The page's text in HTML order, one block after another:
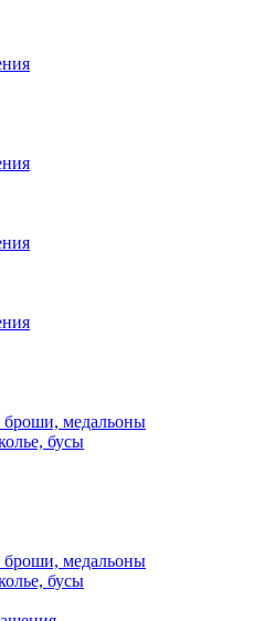
броши, медальоны
бусы
броши, медальоны
бусы